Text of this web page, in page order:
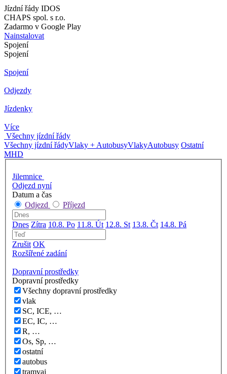
Jízdní řády IDOS
CHAPS spol. s r.o.
Zadarmo v Google Play
Nainstalovat
Spojení
Spojení
Spojení
Odjezdy
Jízdenky
Více
Všechny jízdní řády
Všechny jízdní řádyVlaky + AutobusyVlakyAutobusy Ostatní
MHD
Jilemnice
Odjezd nyní
Datum a čas
Odjezd
Příjezd
Dnes Zítra 10.8. Po 11.8. Út 12.8. St 13.8. Čt 14.8. Pá
Zrušit OK
Rozšířené zadání
Dopravní prostředky
Dopravní prostředky
Všechny dopravní prostředky
vlak
SC, ICE, …
EC, IC, …
R, …
Os, Sp, …
ostatní
autobus
tramvaj